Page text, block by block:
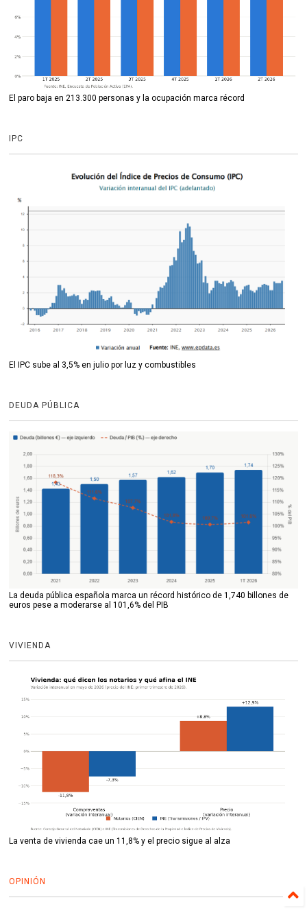
El paro baja en 213.300 personas y la ocupación marca récord
IPC
El IPC sube al 3,5% en julio por luz y combustibles
DEUDA PÚBLICA
La deuda pública española marca un récord histórico de 1,740 billones de
euros pese a moderarse al 101,6% del PIB
VIVIENDA
La venta de vivienda cae un 11,8% y el precio sigue al alza
OPINIÓN